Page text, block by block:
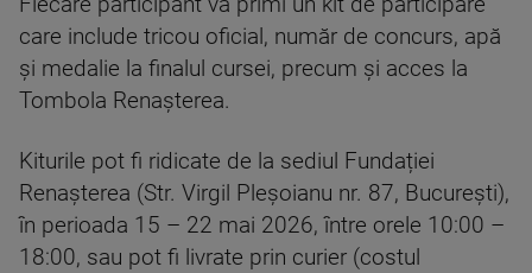
Fiecare participant va primi un kit de participare
care include tricou oficial, număr de concurs, apă
și medalie la finalul cursei, precum și acces la
Tombola Renașterea.
Kiturile pot fi ridicate de la sediul Fundației
Renașterea (Str. Virgil Pleșoianu nr. 87, București),
în perioada 15 – 22 mai 2026, între orele 10:00 –
18:00, sau pot fi livrate prin curier (costul